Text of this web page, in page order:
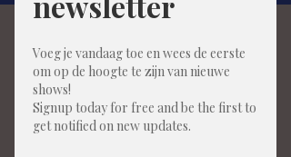
Manmanman cabaret
(NL) - de Kombak
MANMANMAN doet hun stevige live-